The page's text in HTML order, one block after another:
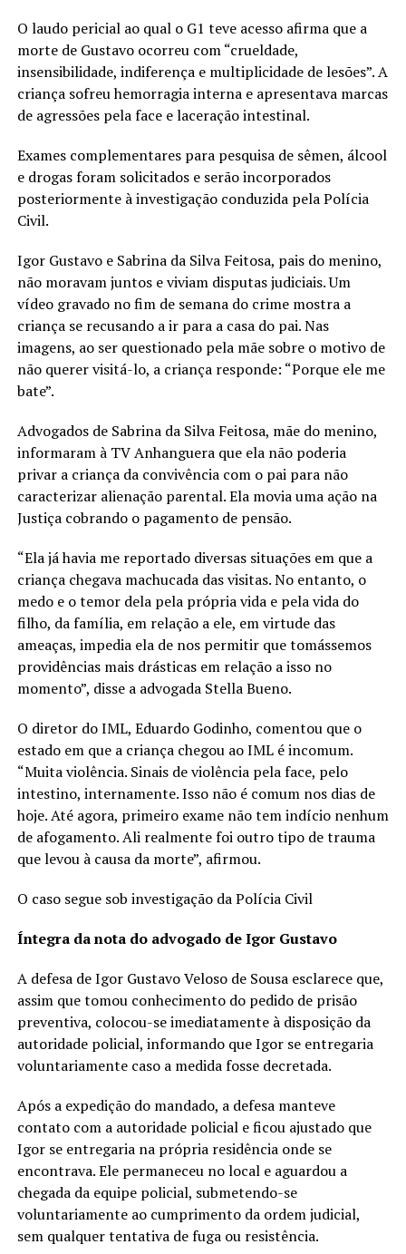
O laudo pericial ao qual o G1 teve acesso afirma que a
morte de Gustavo ocorreu com “crueldade,
insensibilidade, indiferença e multiplicidade de lesões”. A
criança sofreu hemorragia interna e apresentava marcas
de agressões pela face e laceração intestinal.
Exames complementares para pesquisa de sêmen, álcool
e drogas foram solicitados e serão incorporados
posteriormente à investigação conduzida pela Polícia
Civil.
Igor Gustavo e Sabrina da Silva Feitosa, pais do menino,
não moravam juntos e viviam disputas judiciais. Um
vídeo gravado no fim de semana do crime mostra a
criança se recusando a ir para a casa do pai. Nas
imagens, ao ser questionado pela mãe sobre o motivo de
não querer visitá-lo, a criança responde: “Porque ele me
bate”.
Advogados de Sabrina da Silva Feitosa, mãe do menino,
informaram à TV Anhanguera que ela não poderia
privar a criança da convivência com o pai para não
caracterizar alienação parental. Ela movia uma ação na
Justiça cobrando o pagamento de pensão.
“Ela já havia me reportado diversas situações em que a
criança chegava machucada das visitas. No entanto, o
medo e o temor dela pela própria vida e pela vida do
filho, da família, em relação a ele, em virtude das
ameaças, impedia ela de nos permitir que tomássemos
providências mais drásticas em relação a isso no
momento”, disse a advogada Stella Bueno.
O diretor do IML, Eduardo Godinho, comentou que o
estado em que a criança chegou ao IML é incomum.
“Muita violência. Sinais de violência pela face, pelo
intestino, internamente. Isso não é comum nos dias de
hoje. Até agora, primeiro exame não tem indício nenhum
de afogamento. Ali realmente foi outro tipo de trauma
que levou à causa da morte”, afirmou.
O caso segue sob investigação da Polícia Civil
Íntegra da nota do advogado de Igor Gustavo
A defesa de Igor Gustavo Veloso de Sousa esclarece que,
assim que tomou conhecimento do pedido de prisão
preventiva, colocou-se imediatamente à disposição da
autoridade policial, informando que Igor se entregaria
voluntariamente caso a medida fosse decretada.
Após a expedição do mandado, a defesa manteve
contato com a autoridade policial e ficou ajustado que
Igor se entregaria na própria residência onde se
encontrava. Ele permaneceu no local e aguardou a
chegada da equipe policial, submetendo-se
voluntariamente ao cumprimento da ordem judicial,
sem qualquer tentativa de fuga ou resistência.